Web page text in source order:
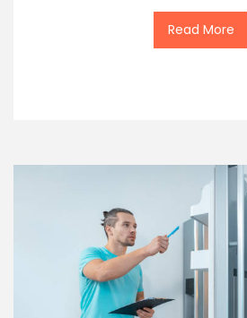
Read More